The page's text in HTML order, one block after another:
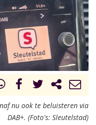
Volgend uur
nu ook te beluisteren via
DAB+. (Foto's: Sleutelstad)